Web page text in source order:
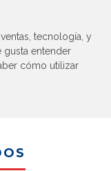
tecnología, y
gusta entender
cómo utilizar